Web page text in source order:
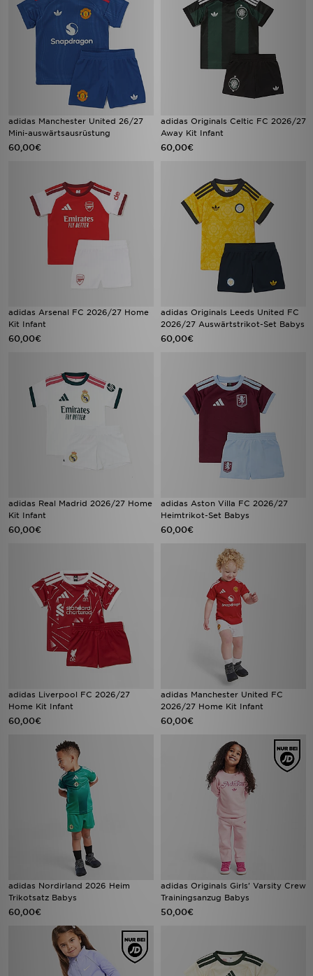
adidas Manchester United 26/27
Mini-auswärtsausrüstung
60,00€
adidas Originals Celtic FC 2026/27
Away Kit Infant
60,00€
adidas Arsenal FC 2026/27 Home
Kit Infant
60,00€
adidas Originals Leeds United FC
2026/27 Auswärtstrikot-Set Babys
60,00€
adidas Real Madrid 2026/27 Home
Kit Infant
60,00€
adidas Aston Villa FC 2026/27
Heimtrikot-Set Babys
60,00€
adidas Liverpool FC 2026/27
Home Kit Infant
60,00€
adidas Manchester United FC
2026/27 Home Kit Infant
60,00€
adidas Nordirland 2026 Heim
Trikotsatz Babys
60,00€
adidas Originals Girls' Varsity Crew
Trainingsanzug Babys
50,00€